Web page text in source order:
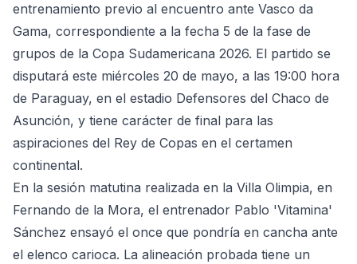
entrenamiento previo al encuentro ante Vasco da
Gama, correspondiente a la fecha 5 de la fase de
grupos de la Copa Sudamericana 2026. El partido se
disputará este miércoles 20 de mayo, a las 19:00 hora
de Paraguay, en el estadio Defensores del Chaco de
Asunción, y tiene carácter de final para las
aspiraciones del Rey de Copas en el certamen
continental.
En la sesión matutina realizada en la Villa Olimpia, en
Fernando de la Mora, el entrenador Pablo 'Vitamina'
Sánchez ensayó el once que pondría en cancha ante
el elenco carioca. La alineación probada tiene un